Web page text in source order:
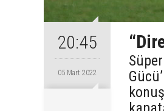
20:45
05 Mart 2022